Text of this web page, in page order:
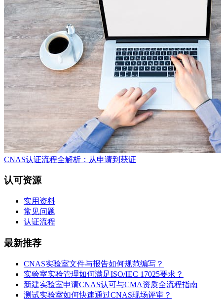
CNAS认证流程全解析：从申请到获证
认可资源
实用资料
常见问题
认证流程
最新推荐
CNAS实验室文件与报告如何规范编写？
实验室实验管理如何满足ISO/IEC 17025要求？
新建实验室申请CNAS认可与CMA资质全流程指南
测试实验室如何快速通过CNAS现场评审？